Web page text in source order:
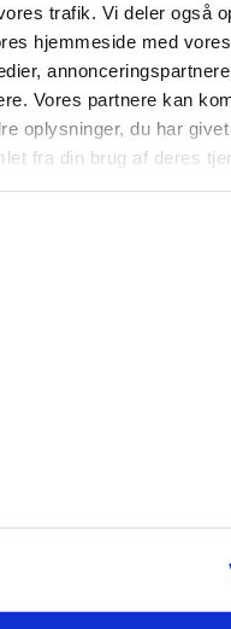
trafik. Vi deler også
hjemmeside med
Vores partnere kan
oplysninger, du har
fra din brug af deres